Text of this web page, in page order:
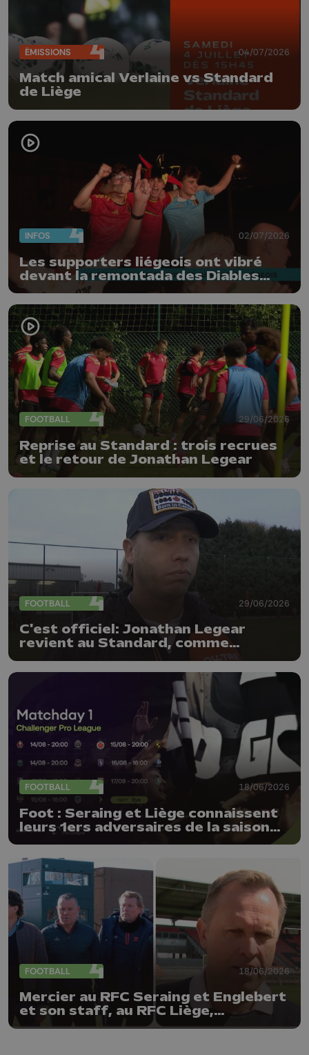
ÉMISSIONS 04/07/2026
Match amical Verlaine vs Standard
de Liège
INFOS 02/07/2026
Les supporters liégeois ont vibré
devant la remontada des Diables
Rouges
FOOTBALL 29/06/2026
Reprise au Standard : trois recrues
et le retour de Jonathan Legear
FOOTBALL 29/06/2026
C'est officiel: Jonathan Legear
revient au Standard, comme
FOOTBALL 18/06/2026
Foot : Seraing et Liège connaissent
leurs 1ers adversaires de la saison
26-27 !
FOOTBALL 18/06/2026
Mercier au RFC Seraing et Englebert
et son staff, au RFC Liège,
prolongés